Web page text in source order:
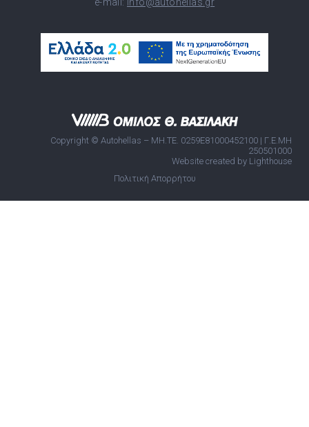
Copyright © Autohellas – ΜΗ.ΤΕ. 0259E81000452100 | Γ.Ε.ΜΗ
250501000
Website created by Lighthouse
Πολιτική Απορρήτου